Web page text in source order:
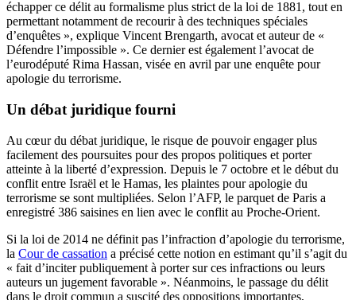
échapper ce délit au formalisme plus strict de la loi de 1881, tout en
permettant notamment de recourir à des techniques spéciales
d’enquêtes », explique Vincent Brengarth, avocat et auteur de «
Défendre l’impossible ». Ce dernier est également l’avocat de
l’eurodéputé Rima Hassan, visée en avril par une enquête pour
apologie du terrorisme.
Un débat juridique fourni
Au cœur du débat juridique, le risque de pouvoir engager plus
facilement des poursuites pour des propos politiques et porter
atteinte à la liberté d’expression. Depuis le 7 octobre et le début du
conflit entre Israël et le Hamas, les plaintes pour apologie du
terrorisme se sont multipliées. Selon l’AFP, le parquet de Paris a
enregistré 386 saisines en lien avec le conflit au Proche-Orient.
Si la loi de 2014 ne définit pas l’infraction d’apologie du terrorisme,
la Cour de cassation a précisé cette notion en estimant qu’il s’agit du
« fait d’inciter publiquement à porter sur ces infractions ou leurs
auteurs un jugement favorable ». Néanmoins, le passage du délit
dans le droit commun a suscité des oppositions importantes,